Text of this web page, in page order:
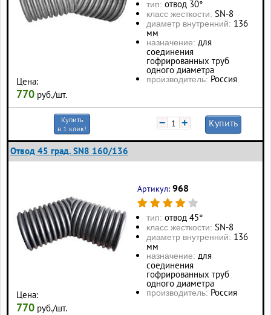
Цена:
770 руб./шт.
тип: отвод 30°
класс жесткости: SN-8
диаметр внутренний: 136
мм
назначение: для
соединения
гофрированных труб
одного диаметра
производитель: Россия
Купить
в 1 клик!
− + Купить
Отвод 45 град. SN8 160/136
Цена:
770 руб./шт.
Артикул: 968
тип: отвод 45°
класс жесткости: SN-8
диаметр внутренний: 136
мм
назначение: для
соединения
гофрированных труб
одного диаметра
производитель: Россия